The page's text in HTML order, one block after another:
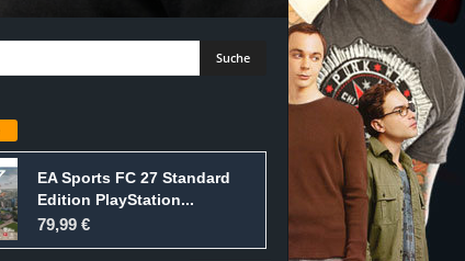
EA Sports FC 27 Standard
Edition PlayStation...
79,99 €